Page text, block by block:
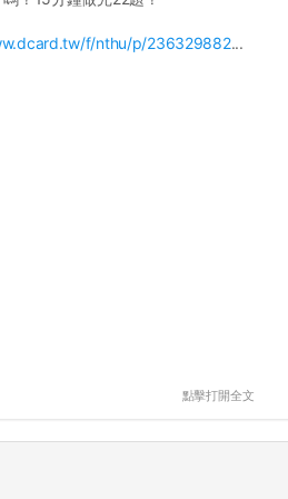
f/nthu/p/236329882...
點擊打開全文